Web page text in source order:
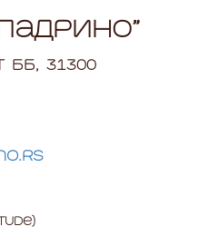
бб, 31300